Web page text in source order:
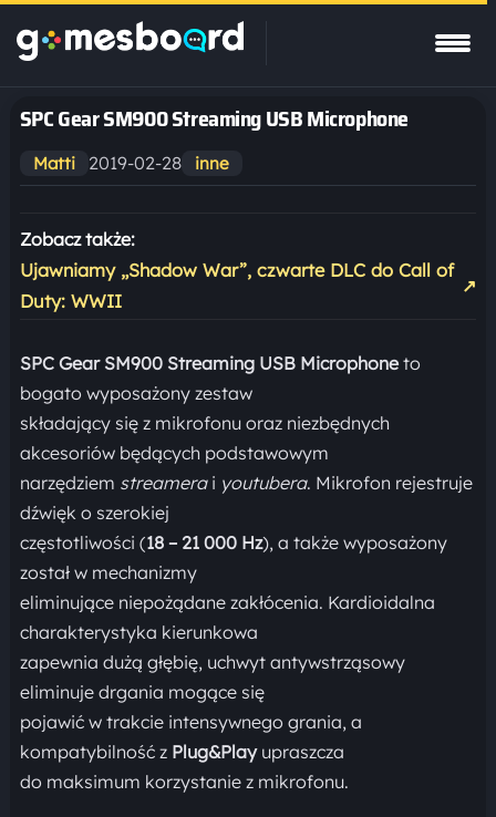
SPC Gear SM900 Streaming USB Microphone
Matti 2019-02-28 inne
Zobacz także:
Ujawniamy „Shadow War”, czwarte DLC do Call of
Duty: WWII
↗
SPC Gear SM900 Streaming USB Microphoneto
bogato wyposażony zestaw
składający się z mikrofonu oraz niezbędnych
akcesoriów będących podstawowym
narzędziem streamerai youtubera. Mikrofon rejestruje
dźwięk o szerokiej
częstotliwości (18 – 21 000 Hz), a także wyposażony
został w mechanizmy
eliminujące niepożądane zakłócenia. Kardioidalna
charakterystyka kierunkowa
zapewnia dużą głębię, uchwyt antywstrząsowy
eliminuje drgania mogące się
pojawić w trakcie intensywnego grania, a
kompatybilność z Plug&Playupraszcza
do maksimum korzystanie z mikrofonu.